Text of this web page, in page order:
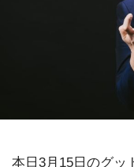
本日3月15日のグッ